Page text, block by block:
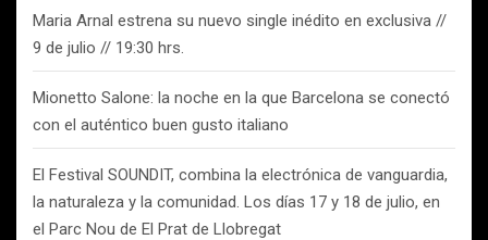
Maria Arnal estrena su nuevo single inédito en exclusiva //
9 de julio // 19:30 hrs.
Mionetto Salone: la noche en la que Barcelona se conectó
con el auténtico buen gusto italiano
El Festival SOUNDIT, combina la electrónica de vanguardia,
la naturaleza y la comunidad. Los días 17 y 18 de julio, en
el Parc Nou de El Prat de Llobregat